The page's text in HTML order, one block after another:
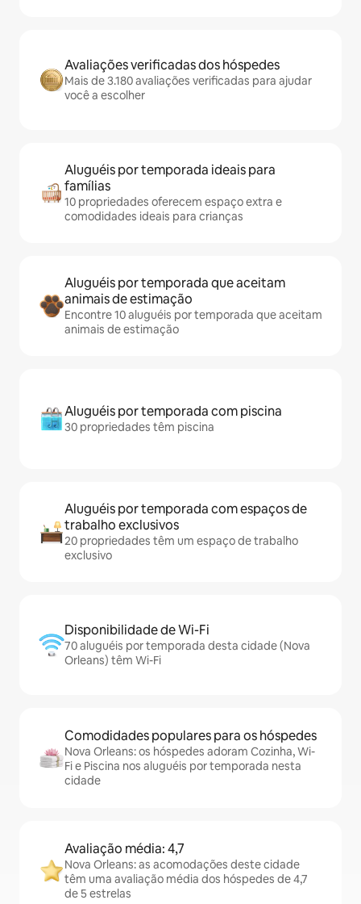
Avaliações verificadas dos hóspedes
Mais de 3.180 avaliações verificadas para ajudar
você a escolher
Aluguéis por temporada ideais para
famílias
10 propriedades oferecem espaço extra e
comodidades ideais para crianças
Aluguéis por temporada que aceitam
animais de estimação
Encontre 10 aluguéis por temporada que aceitam
animais de estimação
Aluguéis por temporada com piscina
30 propriedades têm piscina
Aluguéis por temporada com espaços de
trabalho exclusivos
20 propriedades têm um espaço de trabalho
exclusivo
Disponibilidade de Wi-Fi
70 aluguéis por temporada desta cidade (Nova
Orleans) têm Wi-Fi
Comodidades populares para os hóspedes
Nova Orleans: os hóspedes adoram Cozinha, Wi-
Fi e Piscina nos aluguéis por temporada nesta
cidade
Avaliação média: 4,7
Nova Orleans: as acomodações deste cidade
têm uma avaliação média dos hóspedes de 4,7
de 5 estrelas